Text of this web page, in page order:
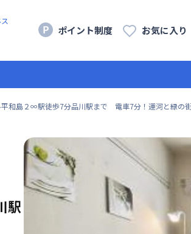
ポイント制度 お気に入り
和島２∞駅徒歩7分品川駅まで 電車7分！運河と緑の
駅